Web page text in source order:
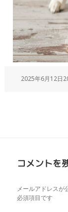
2025年6月12日
コメントを
メールアドレスが
必須項目です